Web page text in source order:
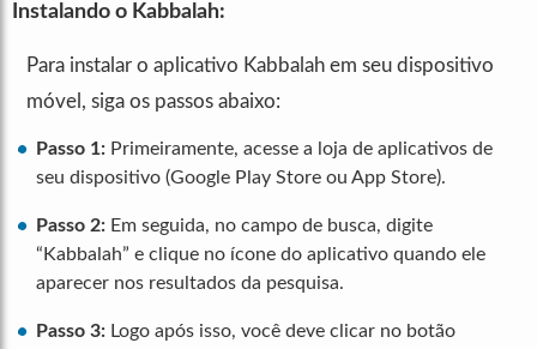
Instalando o Kabbalah:
Para instalar o aplicativo Kabbalah em seu dispositivo
móvel, siga os passos abaixo:
Passo 1: Primeiramente, acesse a loja de aplicativos de
seu dispositivo (Google Play Store ou App Store).
Passo 2: Em seguida, no campo de busca, digite
“Kabbalah” e clique no ícone do aplicativo quando ele
aparecer nos resultados da pesquisa.
Passo 3: Logo após isso, você deve clicar no botão